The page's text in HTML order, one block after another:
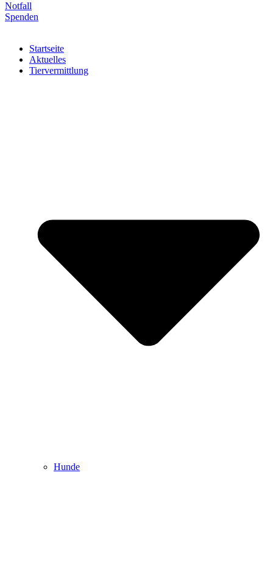
Notfall
Spenden
Startseite
Aktuelles
Tiervermittlung
Hunde